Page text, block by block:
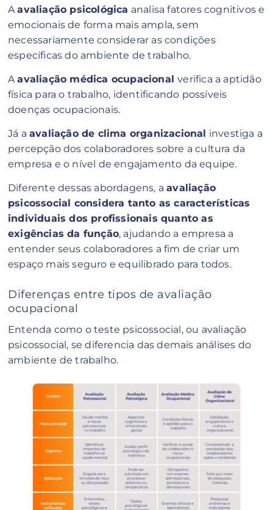
Aavaliação psicológica analisa fatores cognitivos e
emocionais de forma mais ampla, sem
necessariamente considerar as condições
específicas do ambiente de trabalho.
Aavaliação médica ocupacionalverifica a aptidão
física para o trabalho, identificando possíveis
doenças ocupacionais.
Já a avaliação de clima organizacional investiga a
percepção dos colaboradores sobre a cultura da
empresa e o nível de engajamento da equipe.
Diferente dessas abordagens, aavaliação
psicossocial considera tanto as características
individuais dos profissionais quanto as
exigências da função, ajudando a empresa a
entender seus colaboradores a fim de criar um
espaço mais seguro e equilibrado para todos.
Diferenças entre tipos de avaliação
ocupacional
Entenda como o teste psicossocial, ou avaliação
psicossocial, se diferencia das demais análises do
ambiente de trabalho.